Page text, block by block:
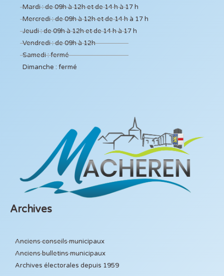
Mardi : de 09h à 12h et de 14 h à 17 h
Mercredi : de 09h à 12h et de 14 h à 17 h
Jeudi : de 09h à 12h et de 14 h à 17 h
Vendredi : de 09h à 12h
Samedi : fermé
Dimanche : fermé
Archives
Anciens conseils municipaux
Anciens bulletins municipaux
Archives électorales depuis 1959